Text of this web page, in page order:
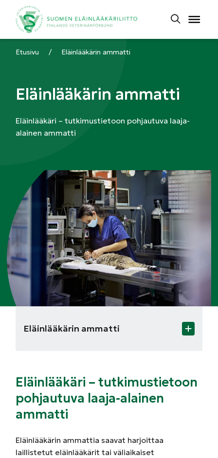
Etusivu / Eläinlääkärin ammatti
Eläinlääkärin ammatti
Eläinlääkäri – tutkimustietoon pohjautuva laaja-
alainen ammatti
Eläinlääkärin ammatti
Eläinlääkäri – tutkimustietoon
pohjautuva laaja-alainen
ammatti
Eläinlääkärin ammattia saavat harjoittaa
laillistetut eläinlääkärit tai väliaikaiset